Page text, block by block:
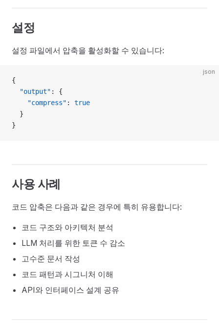
설정
설정 파일에서 압축을 활성화할 수 있습니다:
json
{
  "output"
: {
    "compress"
: true
  }
}
사용 사례
코드 압축은 다음과 같은 경우에 특히 유용합니다:
코드 구조와 아키텍처 분석
LLM 처리를 위한 토큰 수 감소
고수준 문서 작성
코드 패턴과 시그니처 이해
API와 인터페이스 설계 공유